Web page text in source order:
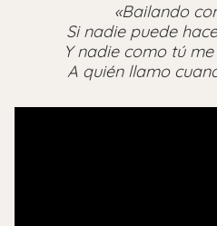
«Bailando
Si nadie puede
Y nadie como tú
A quién llamo